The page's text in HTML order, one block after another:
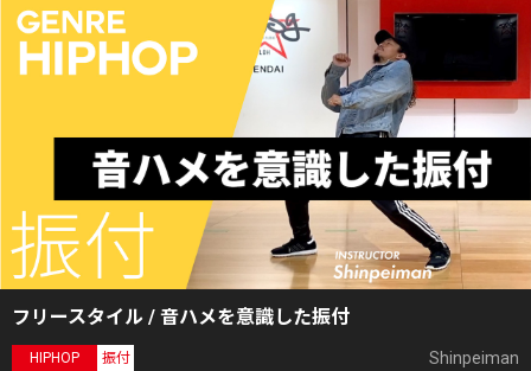
フリースタイル / 音ハメを意識した振付
HIPHOP 振付 Shinpeiman